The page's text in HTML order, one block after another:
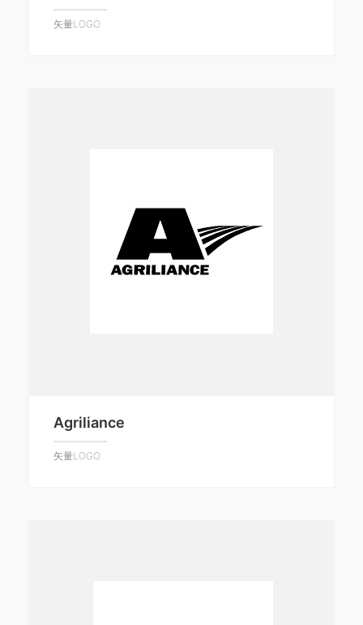
矢量LOGO
Agriliance
矢量LOGO